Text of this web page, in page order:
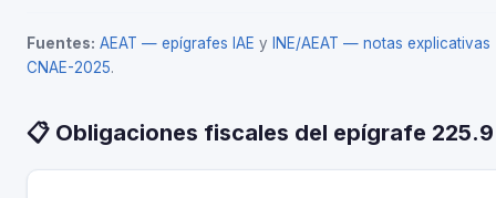
Fuentes: AEAT — epígrafes IAE y
INE/AEAT — notas explicativas
CNAE-2025.
📋 Obligaciones fiscales del epígrafe 225.9